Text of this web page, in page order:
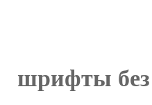
шрифты без